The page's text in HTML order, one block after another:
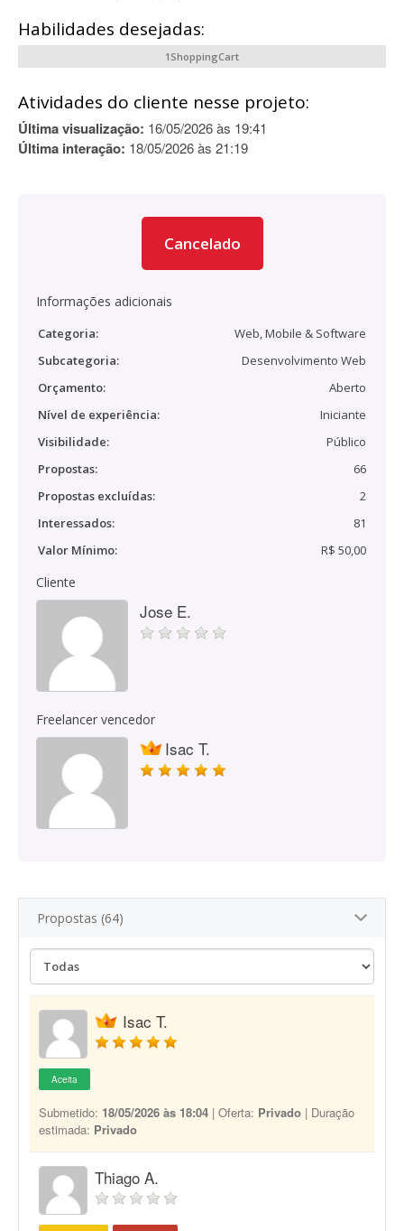
Habilidades desejadas:
1ShoppingCart
Atividades do cliente nesse projeto:
Última visualização: 16/05/2026 às 19:41
Última interação: 18/05/2026 às 21:19
Cancelado
Informações adicionais
Categoria:
Web, Mobile & Software
Subcategoria:
Desenvolvimento Web
Orçamento:
Aberto
Nível de experiência:
Iniciante
Visibilidade:
Público
Propostas:
66
Propostas excluídas:
2
Interessados:
81
Valor Mínimo:
R$ 50,00
Cliente
Jose E.
Freelancer vencedor
Isac T.
Propostas (64)
Isac T.
Aceita
Submetido: 18/05/2026 às 18:04 | Oferta: Privado | Duração
estimada: Privado
Thiago A.